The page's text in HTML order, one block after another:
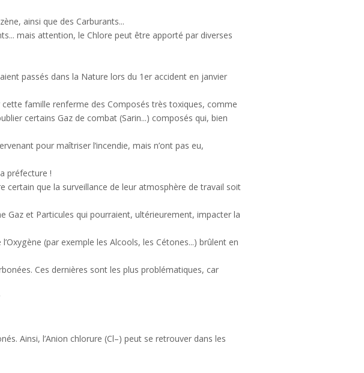
ainsi que des Carburants...
mais attention, le Chlore peut être apporté par diverses
passés dans la Nature lors du 1er accident en janvier
famille renferme des Composés très toxiques, comme
certains Gaz de combat (Sarin...) composés qui, bien
pour maîtriser l’incendie, mais n’ont pas eu,
préfecture !
certain que la surveillance de leur atmosphère de travail soit
Gaz et Particules qui pourraient, ultérieurement, impacter la
(par exemple les Alcools, les Cétones...) brûlent en
Ces dernières sont les plus problématiques, car
Ainsi, l’Anion chlorure (Cl–) peut se retrouver dans les